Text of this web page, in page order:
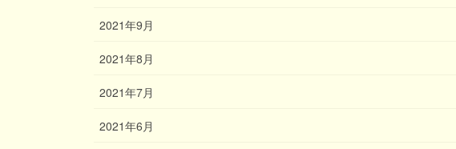
2021年9月
2021年8月
2021年7月
2021年6月